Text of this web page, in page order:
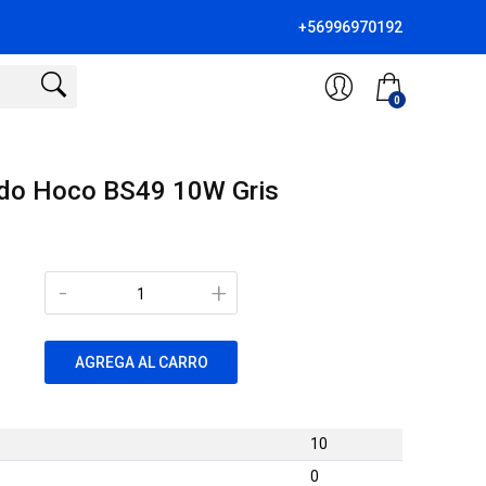
+56996970192
0
Hoco BS49 10W Gris
+
-
AGREGA AL CARRO
10
0